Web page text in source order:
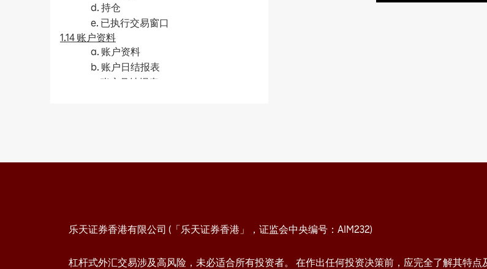
d. 持仓
e. 已执行交易窗口
1.14 账户资料
a. 账户资料
b. 账户日结报表
c. 账户月结报表
b. AS Streaming (一键, 不可对冲)
a. 卖出 / 买入键
乐天证券香港有限公司 (「乐天证券香港」，证监会中央编号：AIM232)
杠杆式外汇交易涉及高风险，未必适合所有投资者。 在作出任何投资决策前，应完全了解其特